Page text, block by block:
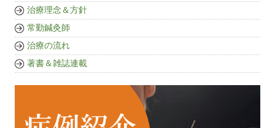
治療理念＆方針
常勤鍼灸師
治療の流れ
著書＆雑誌連載